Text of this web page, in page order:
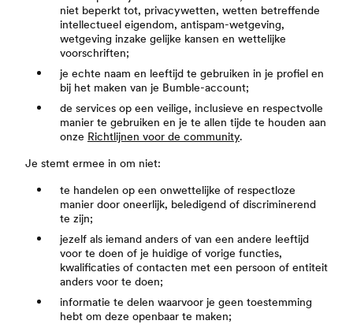
niet beperkt tot, privacywetten, wetten betreffende
intellectueel eigendom, antispam-wetgeving,
wetgeving inzake gelijke kansen en wettelijke
voorschriften;
je echte naam en leeftijd te gebruiken in je profiel en
bij het maken van je Bumble-account;
de services op een veilige, inclusieve en respectvolle
manier te gebruiken en je te allen tijde te houden aan
onze Richtlijnen voor de community.
Je stemt ermee in om niet:
te handelen op een onwettelijke of respectloze
manier door oneerlijk, beledigend of discriminerend
te zijn;
jezelf als iemand anders of van een andere leeftijd
voor te doen of je huidige of vorige functies,
kwalificaties of contacten met een persoon of entiteit
anders voor te doen;
informatie te delen waarvoor je geen toestemming
hebt om deze openbaar te maken;